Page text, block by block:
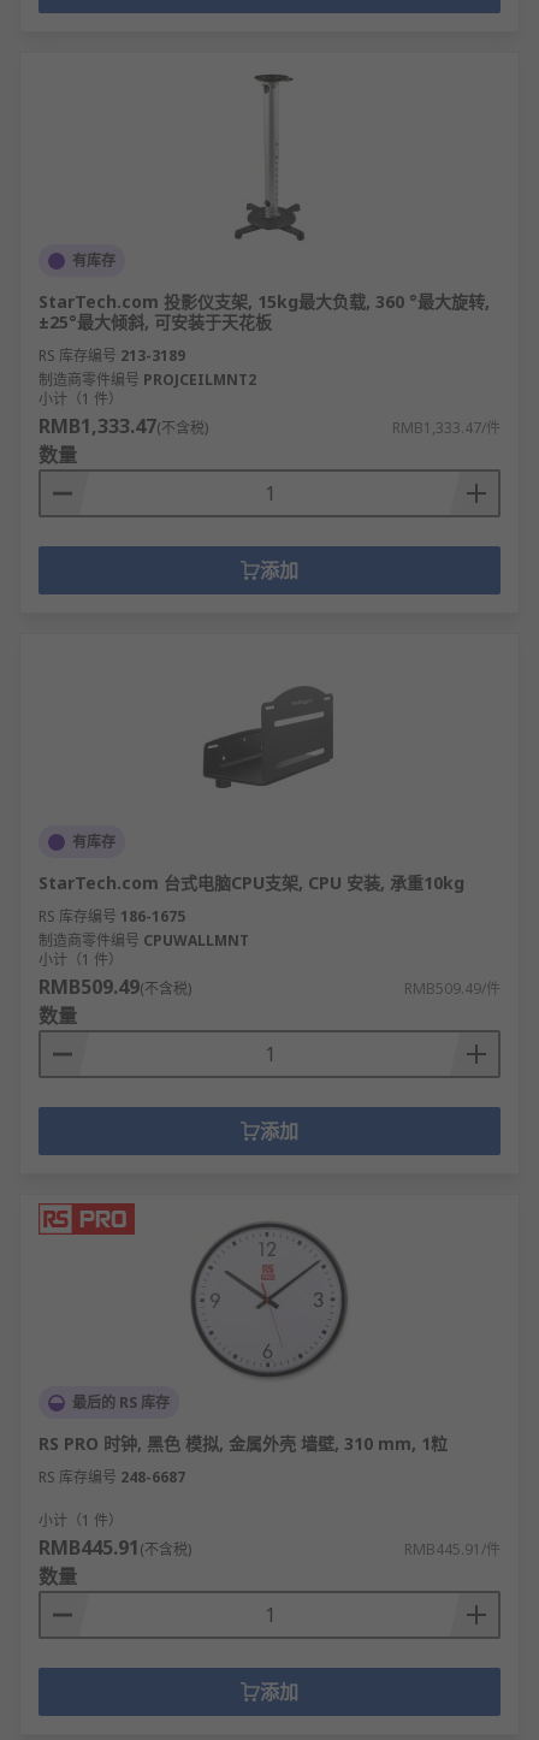
有库存
StarTech.com 投影仪支架, 15kg最大负载, 360 °最大旋转,
±25°最大倾斜, 可安装于天花板
RS 库存编号 213-3189
制造商零件编号 PROJCEILMNT2
小计（1 件）
RMB1,333.47(不含税) RMB1,333.47/件
数量
添加
有库存
StarTech.com 台式电脑CPU支架, CPU 安装, 承重10kg
RS 库存编号 186-1675
制造商零件编号 CPUWALLMNT
小计（1 件）
RMB509.49(不含税) RMB509.49/件
数量
添加
最后的 RS 库存
RS PRO 时钟, 黑色 模拟, 金属外壳 墙壁, 310 mm, 1粒
RS 库存编号 248-6687
小计（1 件）
RMB445.91(不含税) RMB445.91/件
数量
添加